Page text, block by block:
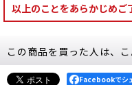
以上のことをあらかじめご
この商品を買った人は、
Facebookでシ